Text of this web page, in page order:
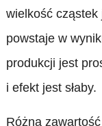
wielkość cząstek
powstaje w
produkcji jest
i efekt jest słaby.
Różna